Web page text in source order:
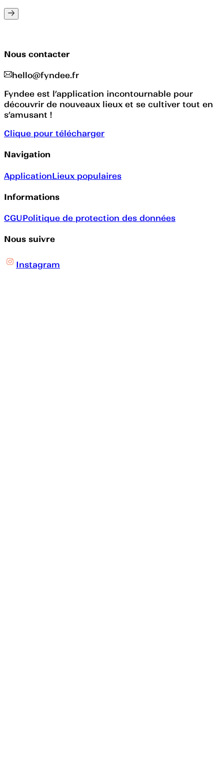
Nous contacter
hello@fyndee.fr
Fyndee est l’application incontournable pour
découvrir de nouveaux lieux et se cultiver tout en
s’amusant !
Clique pour télécharger
Navigation
ApplicationLieux populaires
Informations
CGUPolitique de protection des données
Nous suivre
Instagram